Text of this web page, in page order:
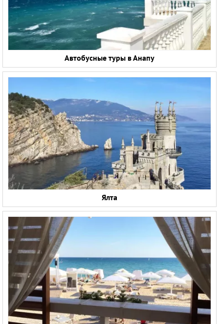
Автобусные туры в Анапу
Ялта